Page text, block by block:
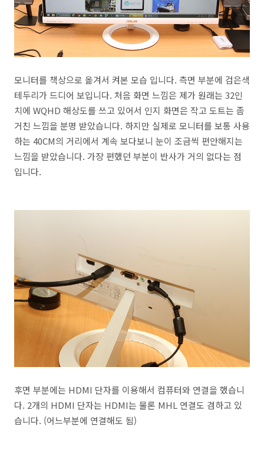
모니터를 책상으로 옮겨서 켜본 모습 입니다. 측면 부분에 검은색
테두리가 드디어 보입니다. 처음 화면 느낌은 제가 원래는 32인
치에 WQHD 해상도를 쓰고 있어서 인지 화면은 작고 도트는 좀
거친 느낌을 분명 받았습니다. 하지만 실제로 모니터를 보통 사용
하는 40CM의 거리에서 계속 보다보니 눈이 조금씩 편안해지는
느낌을 받았습니다. 가장 편했던 부분이 반사가 거의 없다는 점
입니다.
후면 부분에는 HDMI 단자를 이용해서 컴퓨터와 연결을 했습니
다. 2개의 HDMI 단자는 HDMI는 물론 MHL 연결도 겸하고 있
습니다. (어느부분에 연결해도 됨)